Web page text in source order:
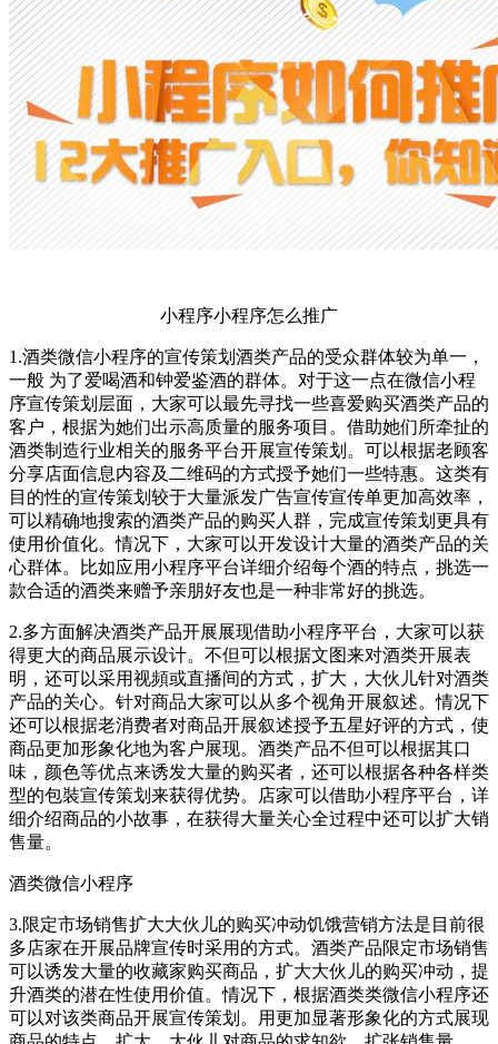
小程序小程序怎么推广
1.酒类微信小程序的宣传策划酒类产品的受众群体较为单一，
一般 为了爱喝酒和钟爱鉴酒的群体。对于这一点在微信小程
序宣传策划层面，大家可以最先寻找一些喜爱购买酒类产品的
客户，根据为她们出示高质量的服务项目。借助她们所牵扯的
酒类制造行业相关的服务平台开展宣传策划。可以根据老顾客
分享店面信息内容及二维码的方式授予她们一些特惠。这类有
目的性的宣传策划较于大量派发广告宣传宣传单更加高效率，
可以精确地搜索的酒类产品的购买人群，完成宣传策划更具有
使用价值化。情况下，大家可以开发设计大量的酒类产品的关
心群体。比如应用小程序平台详细介绍每个酒的特点，挑选一
款合适的酒类来赠予亲朋好友也是一种非常好的挑选。
2.多方面解决酒类产品开展展现借助小程序平台，大家可以获
得更大的商品展示设计。不但可以根据文图来对酒类开展表
明，还可以采用视頻或直播间的方式，扩大，大伙儿针对酒类
产品的关心。针对商品大家可以从多个视角开展叙述。情况下
还可以根据老消费者对商品开展叙述授予五星好评的方式，使
商品更加形象化地为客户展现。酒类产品不但可以根据其口
味，颜色等优点来诱发大量的购买者，还可以根据各种各样类
型的包裝宣传策划来获得优势。店家可以借助小程序平台，详
细介绍商品的小故事，在获得大量关心全过程中还可以扩大销
售量。
酒类微信小程序
3.限定市场销售扩大大伙儿的购买冲动饥饿营销方法是目前很
多店家在开展品牌宣传时采用的方式。酒类产品限定市场销售
可以诱发大量的收藏家购买商品，扩大大伙儿的购买冲动，提
升酒类的潜在性使用价值。情况下，根据酒类类微信小程序还
可以对该类商品开展宣传策划。用更加显著形象化的方式展现